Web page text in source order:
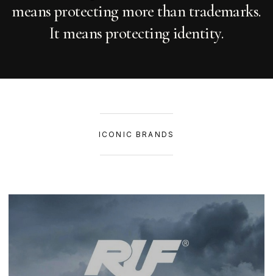
means protecting more than trademarks.
It means protecting identity.
ICONIC BRANDS